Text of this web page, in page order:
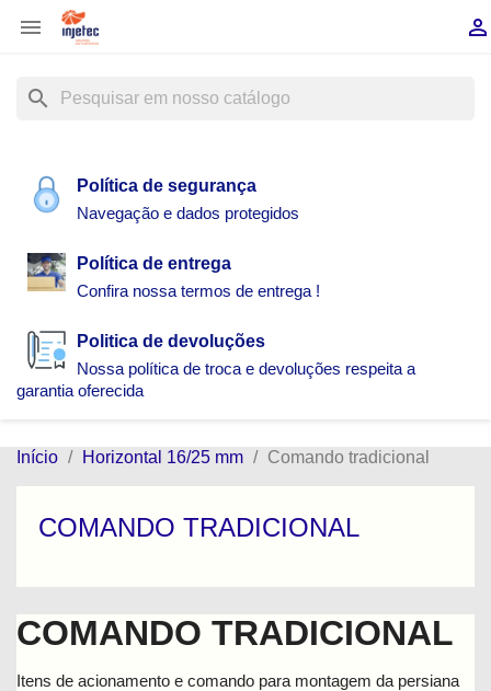
 
search
Política de segurança
Navegação e dados protegidos
Política de entrega
Confira nossa termos de entrega !
Politica de devoluções
Nossa política de troca e devoluções respeita a
garantia oferecida
Início Horizontal 16/25 mm Comando tradicional
COMANDO TRADICIONAL
COMANDO TRADICIONAL
Itens de acionamento e comando para montagem da persiana